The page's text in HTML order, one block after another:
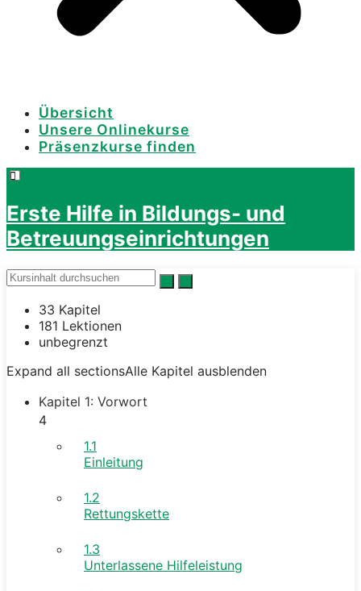
Übersicht
Unsere Onlinekurse
Präsenzkurse finden
Erste Hilfe in Bildungs- und
Betreuungseinrichtungen
33 Kapitel
181 Lektionen
unbegrenzt
Expand all sectionsAlle Kapitel ausblenden
Kapitel 1: Vorwort
4
1.1
Einleitung
1.2
Rettungskette
1.3
Unterlassene Hilfeleistung